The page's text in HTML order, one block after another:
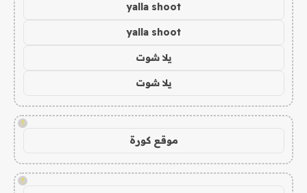
yalla shoot
yalla shoot
يلا شوت
يلا شوت
!
موقع كورة
!